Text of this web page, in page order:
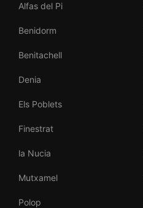
Alfas del Pi
Benidorm
Benitachell
Denia
Els Poblets
Finestrat
la Nucia
Mutxamel
Polop